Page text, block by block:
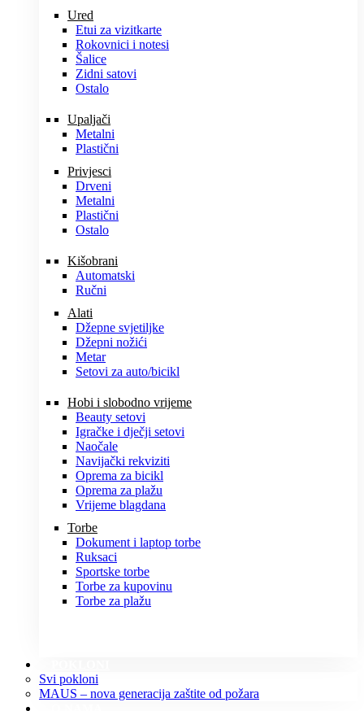
Ured
Etui za vizitkarte
Rokovnici i notesi
Šalice
Zidni satovi
Ostalo
Upaljači
Metalni
Plastični
Privjesci
Drveni
Metalni
Plastični
Ostalo
Kišobrani
Automatski
Ručni
Alati
Džepne svjetiljke
Džepni nožići
Metar
Setovi za auto/bicikl
Hobi i slobodno vrijeme
Beauty setovi
Igračke i dječji setovi
Naočale
Navijački rekviziti
Oprema za bicikl
Oprema za plažu
Vrijeme blagdana
Torbe
Dokument i laptop torbe
Ruksaci
Sportske torbe
Torbe za kupovinu
Torbe za plažu
Svi pokloni
MAUS – nova generacija zaštite od požara